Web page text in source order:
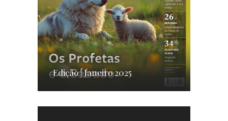
Edição | Janeiro 2025